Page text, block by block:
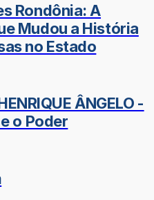
Rondônia: A
Mudou a História
no Estado
ÂNGELO -
o Poder